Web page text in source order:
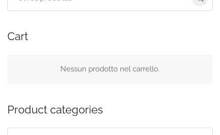
Cart
Nessun prodotto nel carrello.
Product categories